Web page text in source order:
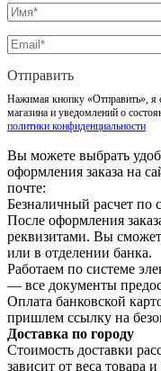
Отправить
Нажимая кнопку «Отправить», я
магазина и уведомлений о
политики конфиденциальности
Вы можете выбрать
оформления заказа на
почте:
Безналичный расчет по
После оформления
реквизитами. Вы
или в отделении банка.
Работаем по системе
— все документы
Оплата банковской
пришлем ссылку на
Доставка по городу
Стоимость доставки
зависит от веса товара